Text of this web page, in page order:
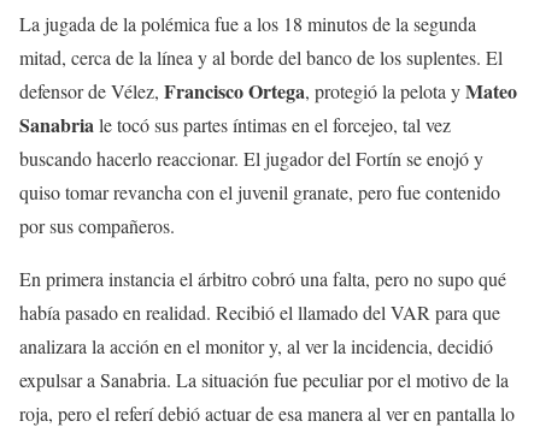
La jugada de la polémica fue a los 18 minutos de la segunda
mitad, cerca de la línea y al borde del banco de los suplentes. El
defensor de Vélez, Francisco Ortega, protegió la pelota yMateo
Sanabriale tocó sus partes íntimas en el forcejeo, tal vez
buscando hacerlo reaccionar. El jugador del Fortín se enojó y
quiso tomar revancha con el juvenil granate, pero fue contenido
por sus compañeros.
En primera instancia el árbitro cobró una falta, pero no supo qué
había pasado en realidad. Recibió el llamado del VAR para que
analizara la acción en el monitor y, al ver la incidencia, decidió
expulsar a Sanabria. La situación fue peculiar por el motivo de la
roja, pero el referí debió actuar de esa manera al ver en pantalla lo